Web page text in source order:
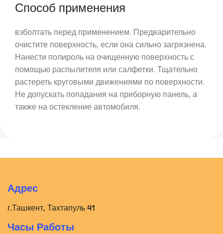
Способ применения
взболтать перед применением. Предварительно
очистите поверхность, если она сильно загрязнена.
Нанести полироль на очищенную поверхность с
помощью распылителя или салфетки. Тщательно
растереть круговыми движениями по поверхности.
Не допускать попадания на приборную панель, а
также на остекление автомобиля.
Адрес
г.Ташкент, Тахтапуль 41
Часы Работы